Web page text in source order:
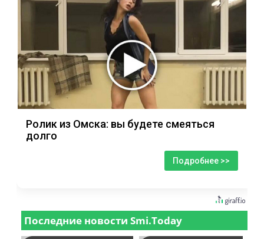
Ролик из Омска: вы будете смеяться
долго
Подробнее >>